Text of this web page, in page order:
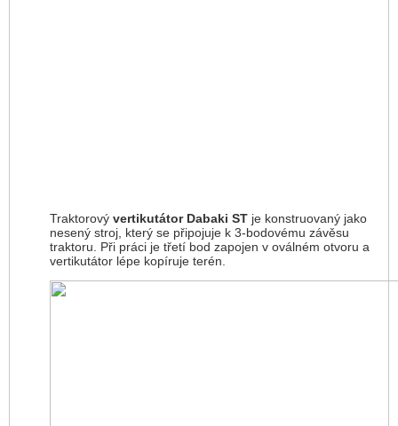
Traktorový vertikutátor Dabaki ST je konstruovaný jako
nesený stroj, který se připojuje k 3-bodovému závěsu
traktoru. Při práci je třetí bod zapojen v oválném otvoru a
vertikutátor lépe kopíruje terén.